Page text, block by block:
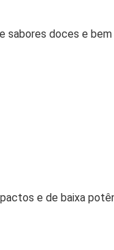
sabores doces e
e de baixa